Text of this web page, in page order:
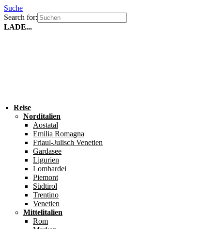
Suche
Search for:
LADE...
Reise
Norditalien
Aostatal
Emilia Romagna
Friaul-Julisch Venetien
Gardasee
Ligurien
Lombardei
Piemont
Südtirol
Trentino
Venetien
Mittelitalien
Rom